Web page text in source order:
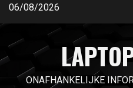
Ga
inhoud
06/08/2026
ONAFHANKELIJKE